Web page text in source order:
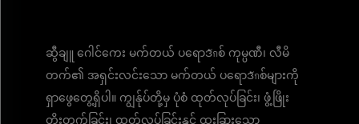
ဆွီချူ ဂေါင်ကေး မက်တယ် ပရောဒักစ် ကုမ္ပဏီ၊ လီမိ
တက်၏ အရှင်းလင်းသော မက်တယ် ပရောဒักစ်များကို
ရှာဖွေတွေ့ရှိပါ။ ကျွန်ုပ်တို့မှ ပုံစံ ထုတ်လုပ်ခြင်း၊ ဖွံ့ဖြိုး
တိုးတက်ခြင်း၊ ထုတ်လုပ်ခြင်းနှင့် ထူးခြားသော